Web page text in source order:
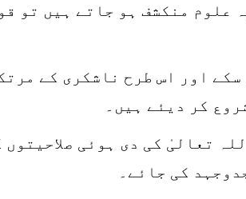
علوم منکشف ہو جاتے ہیں تو
اور اس طرح ناشکری کے
کر دیئے ہیں۔
تعالیٰ کی دی ہوئی صلاحیتوں
کی جائے۔